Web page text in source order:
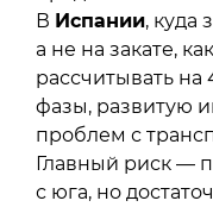
В Испании, куда
а не на закате,
рассчитывать
фазы, развитую
проблем с
Главный риск —
с юга, но